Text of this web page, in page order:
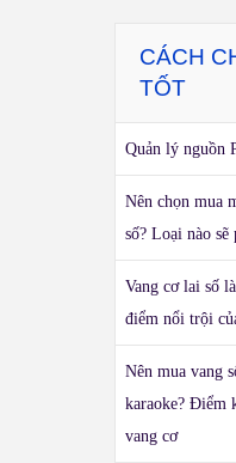
CÁCH
TỐT
Quản lý nguồn
Nên chọn mua
số? Loại nào
Vang cơ lai số
điểm nổi trội
Nên mua vang
karaoke? Điểm
vang cơ